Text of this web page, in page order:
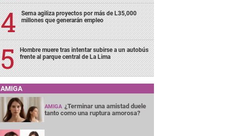
Serna agiliza proyectos por más de L35,000
millones que generarán empleo
Hombre muere tras intentar subirse a un autobús
frente al parque central de La Lima
AMIGA
AMIGA ¿Terminar una amistad duele
tanto como una ruptura amorosa?